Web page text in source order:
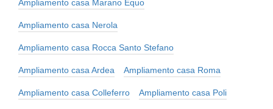
Ampliamento casa Marano Equo
Ampliamento casa Nerola
Ampliamento casa Rocca Santo Stefano
Ampliamento casa Ardea Ampliamento casa Roma
Ampliamento casa Colleferro Ampliamento casa Poli